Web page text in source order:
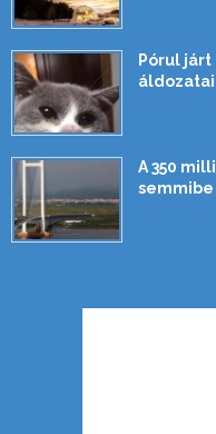
Pórul járt
A 350